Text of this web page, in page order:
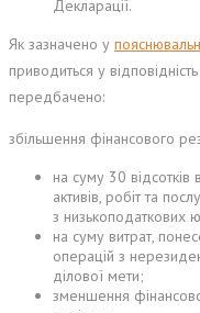
Декларації.
Як зазначено у
приводиться у
передбачено:
збільшення фінансового
на суму 30 відсотків
активів, робіт та
з низькоподаткових
на суму витрат,
операцій з
ділової мети;
зменшення